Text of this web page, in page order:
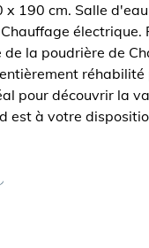
190 cm. Salle
la poudrière de
pour découvrir la
est à votre